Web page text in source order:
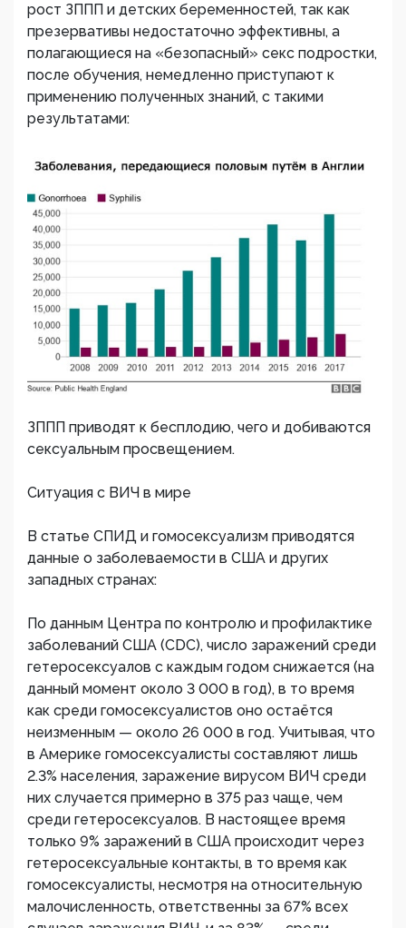
рост ЗППП и детских беременностей, так как
презервативы недостаточно эффективны, а
полагающиеся на «безопасный» секс подростки,
после обучения, немедленно приступают к
применению полученных знаний, с такими
результатами:
ЗППП приводят к бесплодию, чего и добиваются
сексуальным просвещением.
Ситуация с ВИЧ в мире
В статье СПИД и гомосексуализм приводятся
данные о заболеваемости в США и других
западных странах:
По данным Центра по контролю и профилактике
заболеваний США (CDC), число заражений среди
гетеросексуалов с каждым годом снижается (на
данный момент около 3 000 в год), в то время
как среди гомосексуалистов оно остаётся
неизменным — около 26 000 в год. Учитывая, что
в Америке гомосексуалисты составляют лишь
2.3% населения, заражение вирусом ВИЧ среди
них случается примерно в 375 раз чаще, чем
среди гетеросексуалов. В настоящее время
только 9% заражений в США происходит через
гетеросексуальные контакты, в то время как
гомосексуалисты, несмотря на относительную
малочисленность, ответственны за 67% всех